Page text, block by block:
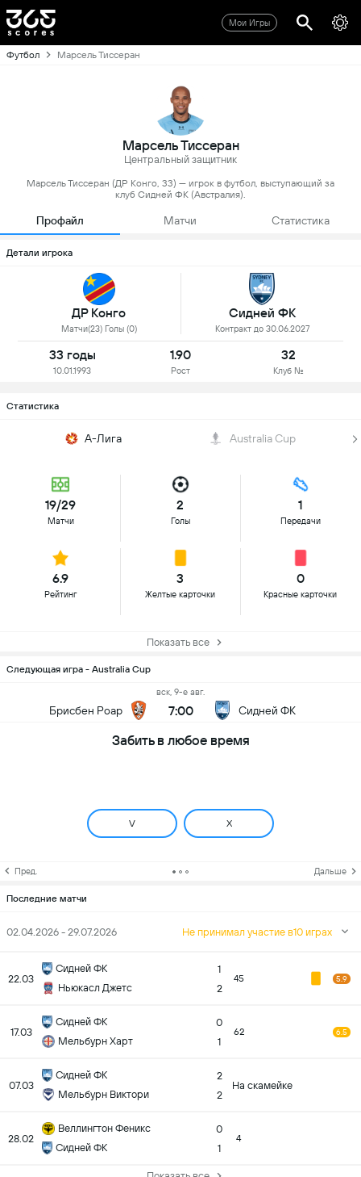
Мои Игры
Футбол Марсель Тиссеран
Марсель Тиссеран
Центральный защитник
Марсель Тиссеран (ДР Конго, 33) — игрок в футбол, выступающий за
клуб Сидней ФК (Австралия).
Профайл Матчи Статистика
Детали игрока
ДР Конго
Матчи(23) Голы (0)
Сидней ФК
Контракт до 30.06.2027
33 годы
10.01.1993
1.90
Рост
32
Клуб №
Статистика
А-Лига Australia Cup
19/29
Матчи
2
Голы
1
Передачи
6.9
Рейтинг
3
Желтые карточки
0
Красные карточки
Показать все
Следующая игра - Australia Cup
Брисбен Роар
вск, 9-е авг.
7:00 Сидней ФК
Забить в любое время
V X
Пред. Дальше
Последние матчи
02.04.2026 - 29.07.2026 Не принимал участие в10 играх
22.03
Сидней ФК
Ньюкасл Джетс
1
2
45 5.9
17.03
Сидней ФК
Мельбурн Харт
0
1
62 6.5
07.03
Сидней ФК
Мельбурн Виктори
2
2
На скамейке
28.02
Веллингтон Феникс
Сидней ФК
0
1
4